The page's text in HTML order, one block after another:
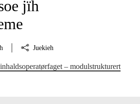
jïh
Juekieh
– modulstrukturert